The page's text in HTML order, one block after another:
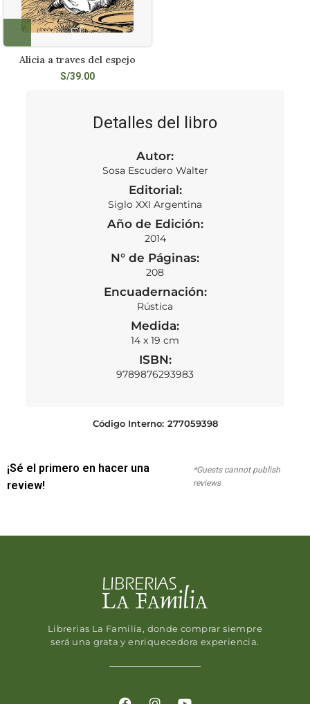
Alicia a traves del espejo
S/39.00
Detalles del libro
Autor:
Sosa Escudero Walter
Editorial:
Siglo XXI Argentina
Año de Edición:
2014
N° de Páginas:
208
Encuadernación:
Rústica
Medida:
14 x 19 cm
ISBN:
9789876293983
Código Interno: 277059398
¡Sé el primero en hacer una
review!
*Guests cannot publish
reviews
Librerias La Familia, donde comprar siempre
será una grata y enriquecedora experiencia.